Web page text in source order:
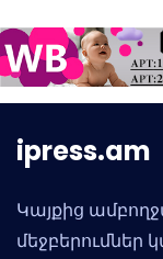
ipress.am
Կայքից
մեջբերումներ